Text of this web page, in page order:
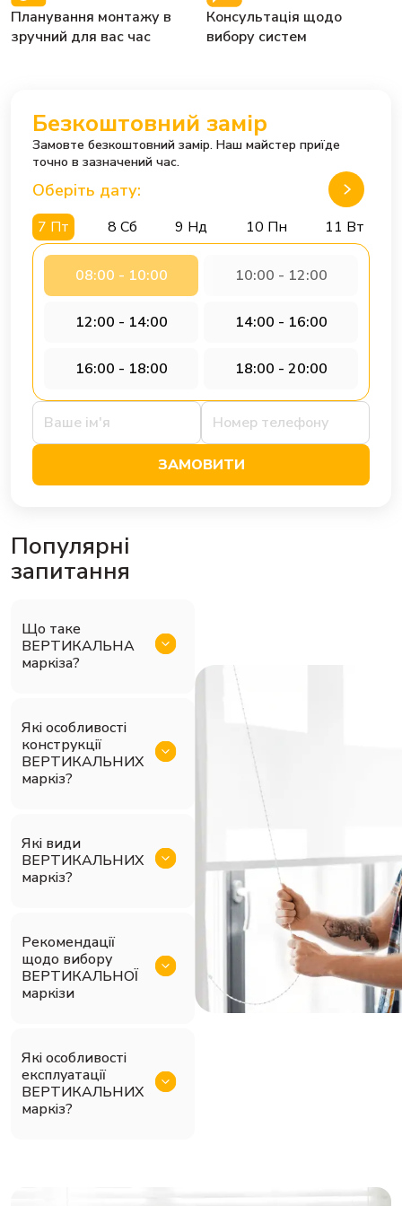
Планування монтажу в
зручний для вас час
Консультація щодо
вибору систем
Безкоштовний замір
Замовте безкоштовний замір. Наш майстер приїде
точно в зазначений час.
Оберіть дату:
7 Пт 8 Сб 9 Нд 10 Пн 11 Вт
08:00 - 10:00 10:00 - 12:00
12:00 - 14:00 14:00 - 16:00
16:00 - 18:00 18:00 - 20:00
ЗАМОВИТИ
Популярні
запитання
Що таке
ВЕРТИКАЛЬНА
маркіза?
Які особливості
конструкції
ВЕРТИКАЛЬНИХ
маркіз?
Які види
ВЕРТИКАЛЬНИХ
маркіз?
Рекомендації
щодо вибору
ВЕРТИКАЛЬНОЇ
маркізи
Які особливості
експлуатації
ВЕРТИКАЛЬНИХ
маркіз?